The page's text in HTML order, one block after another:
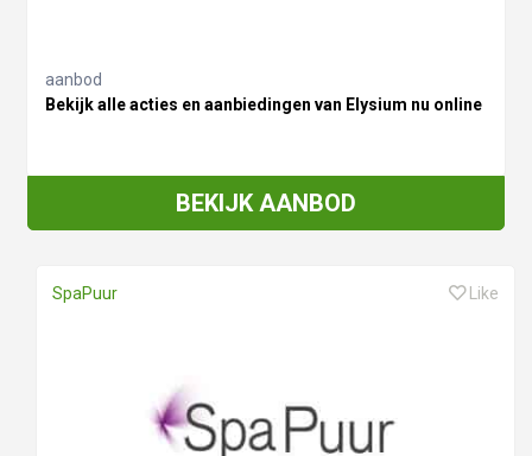
aanbod
Bekijk alle acties en aanbiedingen van Elysium nu online
BEKIJK AANBOD
SpaPuur Like